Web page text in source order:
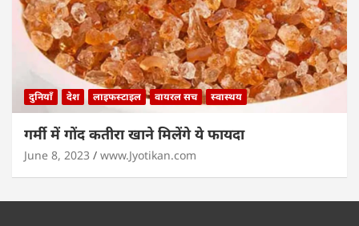
दुनियाँ देश लाइफस्टाइल वायरल सच स्वास्थय
गर्मी में गोंद कतीरा खाने मिलेंगे ये फायदा
June 8, 2023 www.Jyotikan.com